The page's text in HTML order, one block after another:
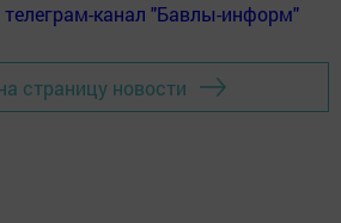
телеграм-канал "Бавлы-информ"
страницу новости